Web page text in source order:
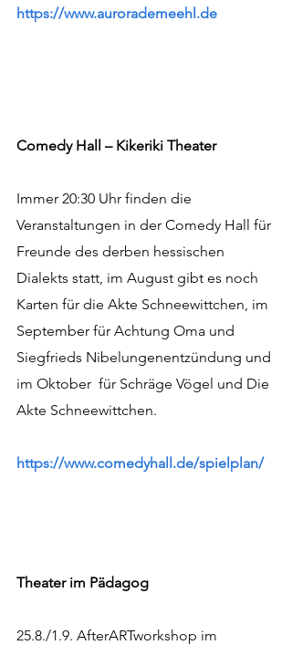
https://www.aurorademeehl.de
Comedy Hall – Kikeriki Theater
Immer 20:30 Uhr finden die
Veranstaltungen in der Comedy Hall für
Freunde des derben hessischen
Dialekts statt, im August gibt es noch
Karten für die Akte Schneewittchen, im
September für Achtung Oma und
Siegfrieds Nibelungenentzündung und
im Oktober  für Schräge Vögel und Die
Akte Schneewittchen.
https://www.comedyhall.de/spielplan/
Theater im Pädagog
25.8./1.9. AfterARTworkshop im